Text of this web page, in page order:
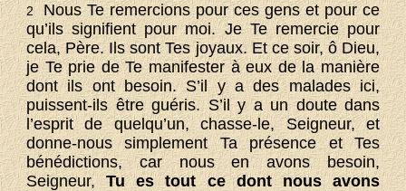
2 Nous Te remercions pour ces gens et pour ce
qu’ils signifient pour moi. Je Te remercie pour
cela, Père. Ils sont Tes joyaux. Et ce soir, ô Dieu,
je Te prie de Te manifester à eux de la manière
dont ils ont besoin. S’il y a des malades ici,
puissent-ils être guéris. S’il y a un doute dans
l’esprit de quelqu’un, chasse-le, Seigneur, et
donne-nous simplement Ta présence et Tes
bénédictions, car nous en avons besoin,
Seigneur,Tu es tout ce dont nous avons